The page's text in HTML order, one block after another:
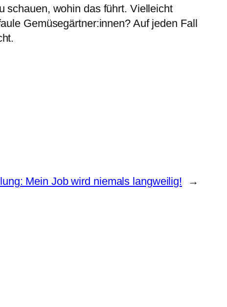
schauen, wohin das führt. Vielleicht
Gemüsegärtner:innen? Auf jeden Fall
Mein Job wird niemals langweilig! →